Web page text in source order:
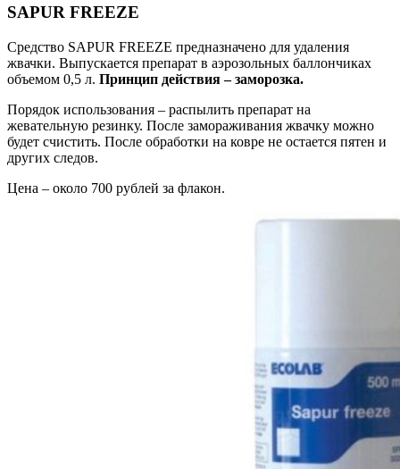
SAPUR FREEZE
Средство SAPUR FREEZE предназначено для удаления
жвачки. Выпускается препарат в аэрозольных баллончиках
объемом 0,5 л. Принцип действия – заморозка.
Порядок использования – распылить препарат на
жевательную резинку. После замораживания жвачку можно
будет счистить. После обработки на ковре не остается пятен и
других следов.
Цена – около 700 рублей за флакон.